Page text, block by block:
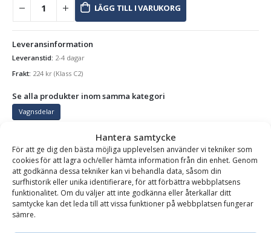
Hantera samtycke
För att ge dig den bästa möjliga upplevelsen använder vi tekniker som
cookies för att lagra och/eller hämta information från din enhet. Genom
att godkänna dessa tekniker kan vi behandla data, såsom din
surfhistorik eller unika identifierare, för att förbättra webbplatsens
funktionalitet. Om du väljer att inte godkänna eller återkallar ditt
samtycke kan det leda till att vissa funktioner på webbplatsen fungerar
sämre.
LÄGG TILL I VARUKORG
Leveransinformation
Leveranstid: 2-4 dagar
Frakt: 224 kr (Klass C2)
Se alla produkter inom samma kategori
Vagnsdelar
BESKRIVNING
Dragögla – kapacitet 14 ton, runtomsvängande, hylsa
50 mm, svetsbar